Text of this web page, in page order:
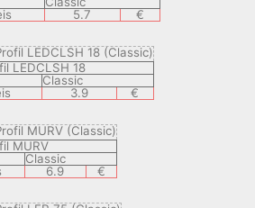
5.7 €
LEDCLSH 18
Classic
3.9 €
MURV
Classic
6.9 €